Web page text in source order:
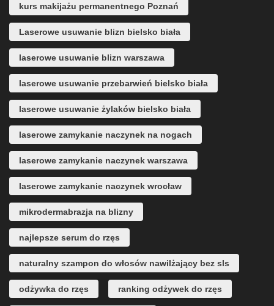
kurs makijażu permanentnego Poznań
Laserowe usuwanie blizn bielsko biała
laserowe usuwanie blizn warszawa
laserowe usuwanie przebarwień bielsko biała
laserowe usuwanie żylaków bielsko biała
laserowe zamykanie naczynek na nogach
laserowe zamykanie naczynek warszawa
laserowe zamykanie naczynek wrocław
mikrodermabrazja na blizny
najlepsze serum do rzęs
naturalny szampon do włosów nawilżający bez sls
odżywka do rzęs ranking odżywek do rzęs